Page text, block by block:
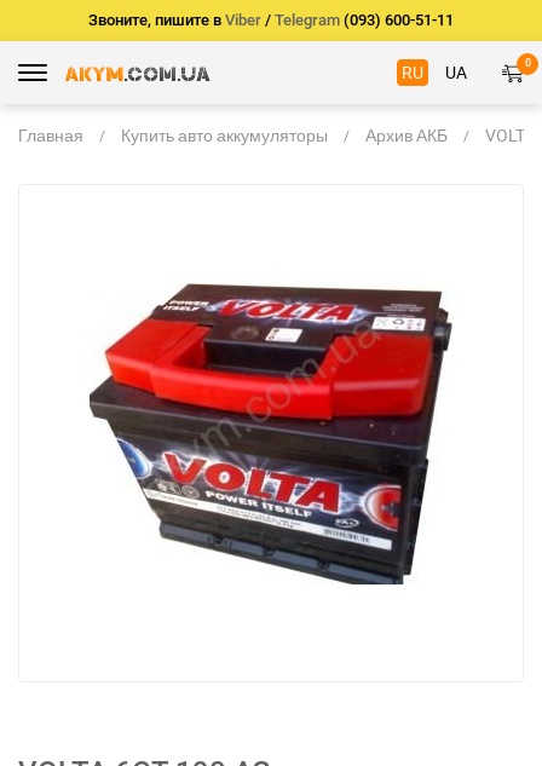
Звоните, пишите в Viber / Telegram (093) 600-51-11
RU UA 0
Главная Купить авто аккумуляторы Архив АКБ